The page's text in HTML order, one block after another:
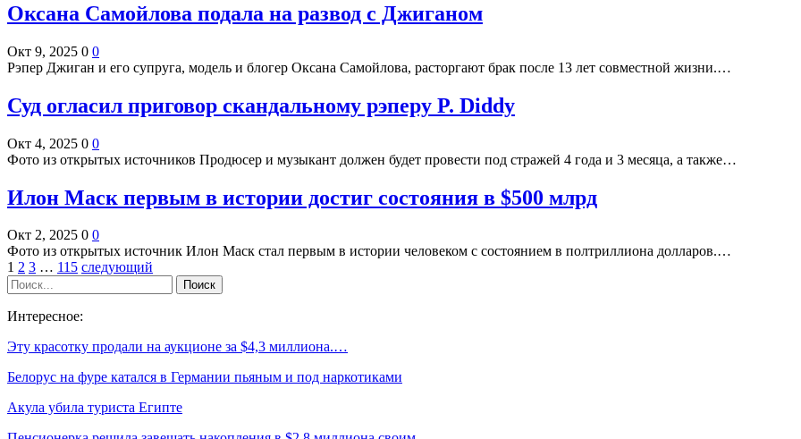
Оксана Самойлова подала на развод с Джиганом
Окт 9, 2025 0 0
Рэпер Джиган и его супруга, модель и блогер Оксана Самойлова, расторгают брак после 13 лет совместной жизни.…
Суд огласил приговор скандальному рэперу P. Diddy
Окт 4, 2025 0 0
Фото из открытых источников Продюсер и музыкант должен будет провести под стражей 4 года и 3 месяца, а также…
Илон Маск первым в истории достиг состояния в $500 млрд
Окт 2, 2025 0 0
Фото из открытых источник Илон Маск стал первым в истории человеком с состоянием в полтриллиона долларов.…
1 2 3 … 115 следующий
Интересное:
Эту красотку продали на аукционе за $4,3 миллиона.…
Белорус на фуре катался в Германии пьяным и под наркотиками
Акула убила туриста Египте